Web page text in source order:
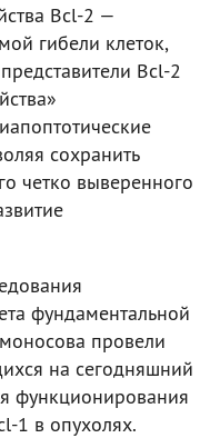
Bcl-2 —
гибели клеток,
Bcl-2
сохранить
четко выверенного
фундаментальной
провели
на сегодняшний
функционирования
1 в опухолях.